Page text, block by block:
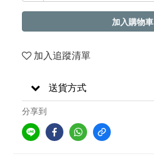
加入購物車
加入追蹤清單
送貨方式
分享到